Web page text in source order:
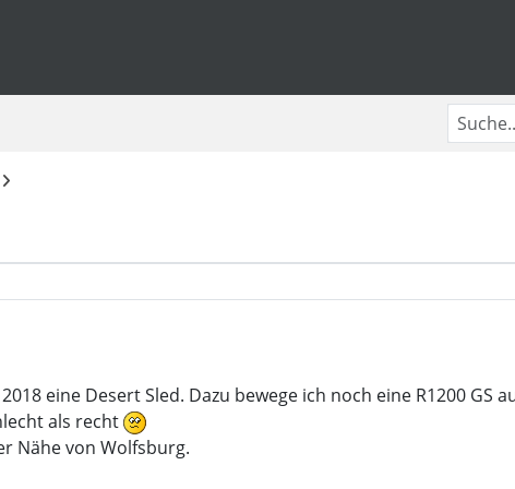
eine Desert Sled. Dazu bewege ich noch eine R1200 GS
als recht
Nähe von Wolfsburg.